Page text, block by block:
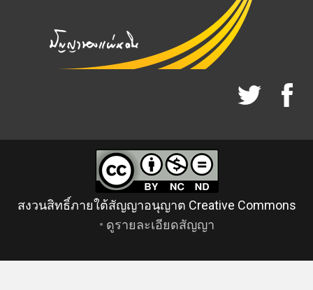
สงวนสิทธิ์ภายใต้สัญญาอนุญาต Creative Commons
• ดูรายละเอียดสัญญา